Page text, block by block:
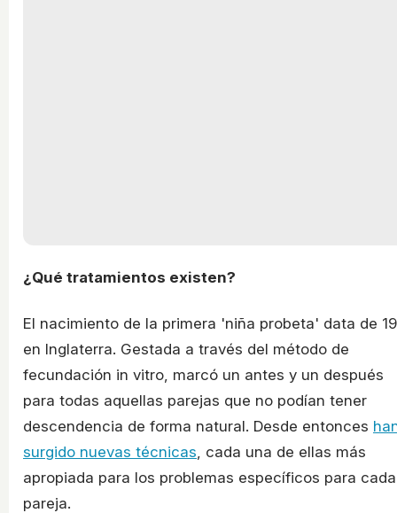
¿Qué tratamientos existen?
El nacimiento de la primera 'niña probeta' data de
en Inglaterra. Gestada a través del método de
fecundación in vitro, marcó un antes y un después
para todas aquellas parejas que no podían tener
descendencia de forma natural. Desde entonces
surgido nuevas técnicas , cada una de ellas más
apropiada para los problemas específicos para cada
pareja.